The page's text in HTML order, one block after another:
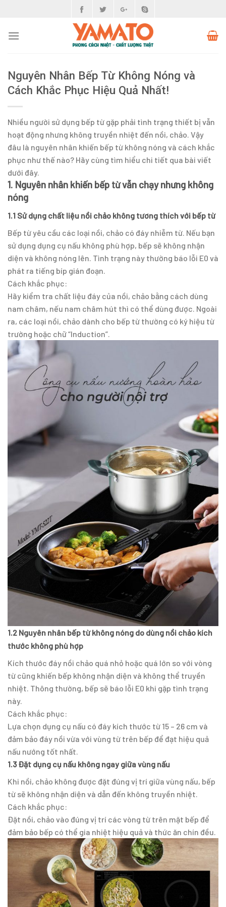
content
Nguyên Nhân Bếp Từ Không Nóng và
Cách Khắc Phục Hiệu Quả Nhất!
Nhiều người sử dụng bếp từ gặp phải tình trạng thiết bị vẫn
hoạt động nhưng không truyền nhiệt đến nồi, chảo. Vậy
đâu là nguyên nhân khiến bếp từ không nóng và cách khắc
phục như thế nào? Hãy cùng tìm hiểu chi tiết qua bài viết
dưới đây.
1. Nguyên nhân khiến bếp từ vẫn chạy nhưng không
nóng
1.1 Sử dụng chất liệu nồi chảo không tương thích với bếp từ
Bếp từ yêu cầu các loại nồi, chảo có đáy nhiễm từ. Nếu bạn
sử dụng dụng cụ nấu không phù hợp, bếp sẽ không nhận
diện và không nóng lên. Tình trạng này thường báo lỗi E0 và
phát ra tiếng bíp gián đoạn.
Cách khắc phục:
Hãy kiểm tra chất liệu đáy của nồi, chảo bằng cách dùng
nam châm, nếu nam châm hút thì có thể dùng được. Ngoài
ra, các loại nồi, chảo dành cho bếp từ thường có ký hiệu từ
trường hoặc chữ “Induction”.
1.2 Nguyên nhân bếp từ không nóng do dùng nồi chảo kích
thước không phù hợp
Kích thước đáy nồi chảo quá nhỏ hoặc quá lớn so với vòng
từ cũng khiến bếp không nhận diện và không thể truyền
nhiệt. Thông thường, bếp sẽ báo lỗi E0 khi gặp tình trạng
này.
Cách khắc phục:
Lựa chọn dụng cụ nấu có đáy kích thước từ 15 – 26 cm và
đảm bảo đáy nồi vừa với vùng từ trên bếp để đạt hiệu quả
nấu nướng tốt nhất.
1.3 Đặt dụng cụ nấu không ngay giữa vùng nấu
Khi nồi, chảo không được đặt đúng vị trí giữa vùng nấu, bếp
từ sẽ không nhận diện và dẫn đến không truyền nhiệt.
Cách khắc phục:
Đặt nồi, chảo vào đúng vị trí các vòng từ trên mặt bếp để
đảm bảo bếp có thể gia nhiệt hiệu quả và thức ăn chín đều.